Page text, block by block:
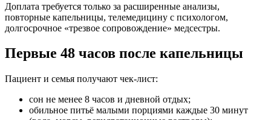
Доплата требуется только за расширенные анализы,
повторные капельницы, телемедицину с психологом,
долгосрочное «трезвое сопровождение» медсестры.
Первые 48 часов после капельницы
Пациент и семья получают чек-лист:
сон не менее 8 часов и дневной отдых;
обильное питьё малыми порциями каждые 30 минут